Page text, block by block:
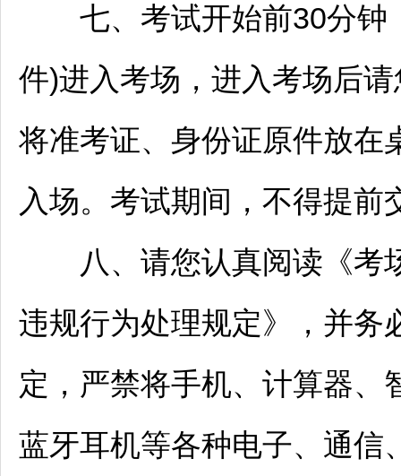
七、考试开始前30分钟
件)进入考场，进入考场后
将准考证、身份证原件放在
入场。考试期间，不得提前
八、请您认真阅读《考
违规行为处理规定》，并务
定，严禁将手机、计算器、
蓝牙耳机等各种电子、通信